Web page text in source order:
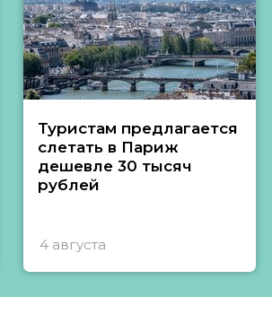
Туристам предлагается
слетать в Париж
дешевле 30 тысяч
рублей
4 августа